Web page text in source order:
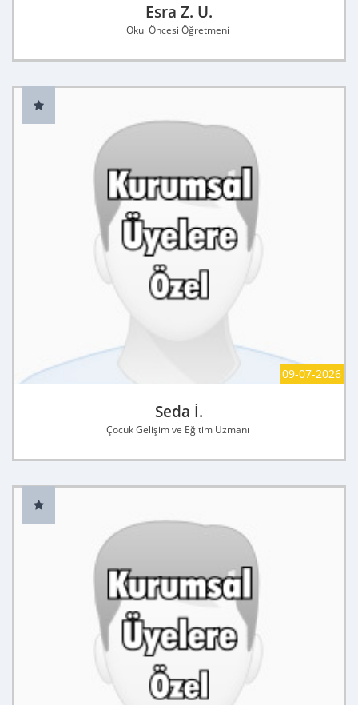
Esra Z. U.
Okul Öncesi Öğretmeni
09-07-2026
Seda İ.
Çocuk Gelişim ve Eğitim Uzmanı